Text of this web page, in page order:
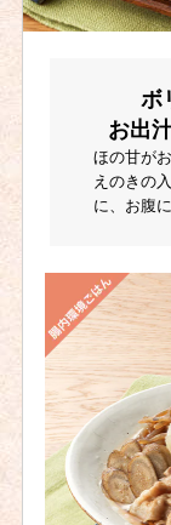
ボ
お出
ほの甘が
えのきの
に、お腹